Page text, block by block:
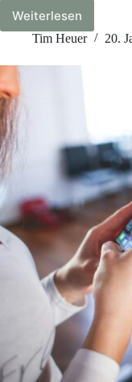
Weiterlesen
Warum
Eiche
Hausbau
Tim Heuer 20.